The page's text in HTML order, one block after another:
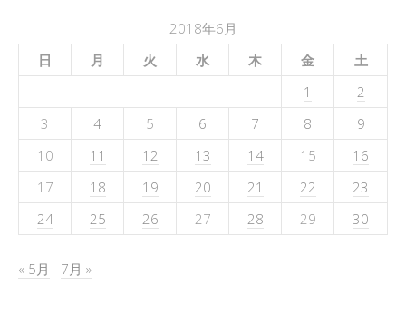
2018年6月
日
月 火 水 木 金
土
1
2
3
4 5 6 7 8
9
10
11 12 13 14 15
16
17
18 19 20 21 22
23
24
25 26 27 28 29 30
« 5月 7月 »